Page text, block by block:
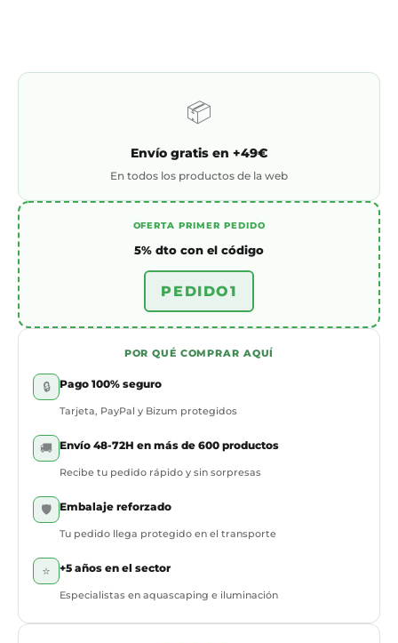
📦
Envío gratis en +49€
En todos los productos de la web
OFERTA PRIMER PEDIDO
5% dto con el código
PEDIDO1
POR QUÉ COMPRAR AQUÍ
🔒 Pago 100% seguro
Tarjeta, PayPal y Bizum protegidos
🚚 Envío 48-72H en más de 600 productos
Recibe tu pedido rápido y sin sorpresas
🛡️ Embalaje reforzado
Tu pedido llega protegido en el transporte
⭐ +5 años en el sector
Especialistas en aquascaping e iluminación